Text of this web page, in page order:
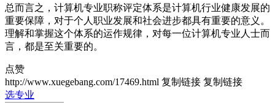
总而言之，计算机专业职称评定体系是计算机行业健康发展的
重要保障，对于个人职业发展和社会进步都具有重要的意义。
理解和掌握这个体系的运作规律，对每一位计算机专业人士而
言，都是至关重要的。
点赞
http://www.xuegebang.com/17469.html 复制链接 复制链接
选专业